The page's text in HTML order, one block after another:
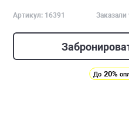
Артикул: 16391 Заказали
До 20%